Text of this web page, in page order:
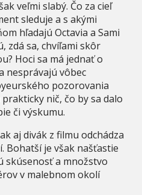
veľmi slabý. Čo za cieľ
sleduje a s akými
hľadajú Octavia a Sami
zdá sa, chvíľami skôr
Hoci sa má jednať o
nesprávajú vôbec
pozorovania
nič, čo by sa dalo
či výskumu.
aj divák z filmu odchádza
Bohatší je však našťastie
skúsenosť a množstvo
v malebnom okolí